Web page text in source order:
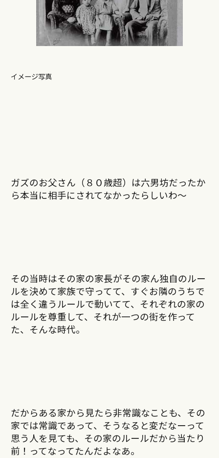
イメージ写真
ガズのお父さん（８０歳超）は六男坊だったか
ら本当に相手にされてなかったらしいわ～
その当時はその家の家長がその家ん独自のルー
ルを決めて家族で守ってて、すぐお隣のうちで
は全く違うルールで動いてて、それぞれの家の
ルールを尊重して、それが一つの街を作って
た、そんな時代。
だからある家から見たら非常識なことも、その
家では常識であって、そうなると変だなーって
思う人を見ても、その家のルールだから当たり
前！ってなってたんだよなあ。